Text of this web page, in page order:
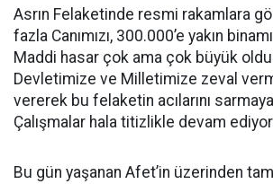
Asrın Felaketinde resmi rakamlara
fazla Canımızı, 300.000’e yakın
Maddi hasar çok ama çok büyük oldu.
Devletimize ve Milletimize zeval
vererek bu felaketin acılarını sarmaya
Çalışmalar hala titizlikle devam
Bu gün yaşanan Afet’in üzerinden